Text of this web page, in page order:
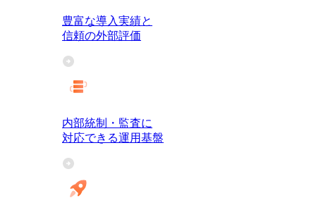
豊富な導入実績と
信頼の外部評価
内部統制・監査に
対応できる運用基盤